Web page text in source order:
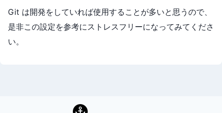
Git は開発をしていれば使用することが多いと思うので、
是非この設定を参考にストレスフリーになってみてくださ
い。